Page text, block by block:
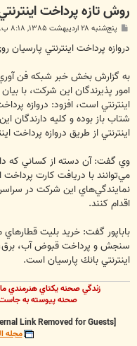
روش تازه پرداخت
س
ت
پنج‌شنبه ۲۸ اردیبهشت ۱۳۸۵, ۸:۱۸ ب.ظ
دروازه پرداخت اينترنتي
به گزارش بخش خبر شبكه فن آوري
امور پذيرندگان اين شركت، با
اينترنتي است، افزود: دروازه
شتاب باز بوده و كليه دارندگان
اينترنتي از طريق دروازه پرداخت
وي گفت: آن دسته از كساني كه
مي‌توانند با دريافت كارت پرداخت
نمايندگي‌هاي اين شركت در
اقدام كنند.
باباپور گفت: خريد بليت
سنجش و پرداخت قبوض آب، برق،
اينترنتي بانك پارسيان است.
زندگي صحنه يکتاي هنرمندي
صحنه پيوسته به جاست
[External Link Removed for Guests]
مجله